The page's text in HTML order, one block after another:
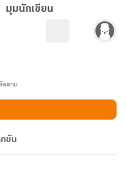
มุมนักเขียน
ดตาม
กชัน